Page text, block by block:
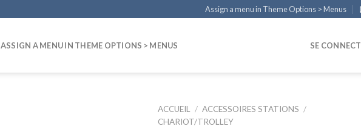
Assign a menu in Theme Options > Menus
ASSIGN A MENU IN THEME OPTIONS > MENUS SE
ACCUEIL / ACCESSOIRES STATIONS /
CHARIOT/TROLLEY